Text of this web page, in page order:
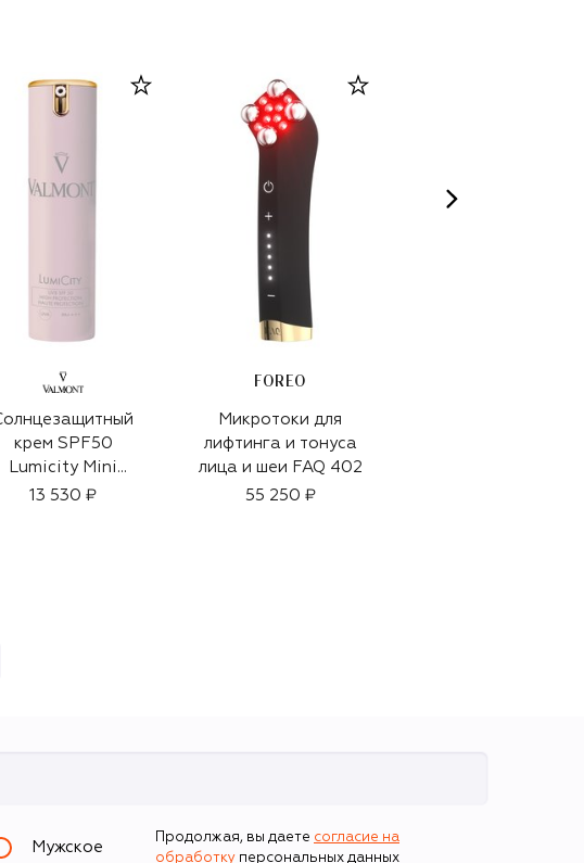
крем SPF50
Lumicity Mini
Luxury (15ml)
13 530 ₽
FOREO
Микротоки для
лифтинга и тонуса
лица и шеи FAQ 402
55 250 ₽
Мужское
Продолжая, вы даете согласие на
обработку персональных данных